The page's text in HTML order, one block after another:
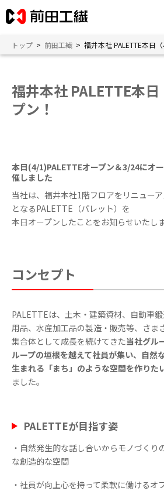
トップ > 前田工繊 > 福井本社 PALETTE本日
福井本社 PALETTE本
プン！
本日(4/1)PALETTEオープン＆3/24にオ
催しました
当社は、福井本社1階フロアをリニュー
となるPALETTE （パレット）を
本日オープンしたことをお知らせいたしま
コンセプト
PALETTEは、土木・建築資材、自動車
用品、水産加工品の製造・販売等、さま
集合体として成長を続けてきた当社グル
ループの垣根を越えて社員が集い、自然
生まれる「まち」のような空間を作りた
ました。
PALETTEが目指す姿
・自然発生的な話し合いからモノづくり
な創造的な空間
・社員が向上心を持って柔軟に働けるオ